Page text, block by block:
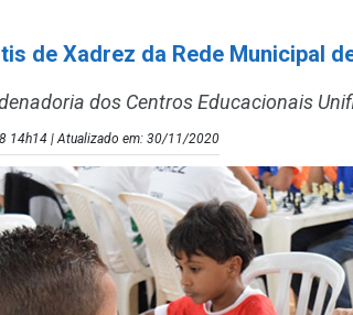
de Xadrez da Rede Municipal
dos Centros Educacionais
14h14 | Atualizado em: 30/11/2020